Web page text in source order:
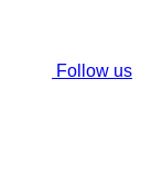
Follow us